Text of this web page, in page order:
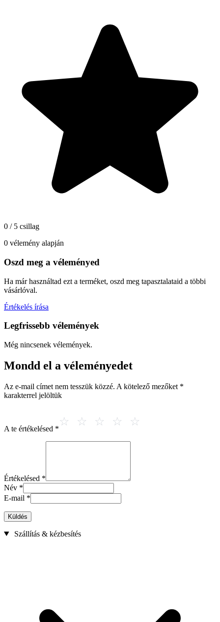
0 / 5 csillag
0 vélemény alapján
Oszd meg a véleményed
Ha már használtad ezt a terméket, oszd meg tapasztalataid a többi
vásárlóval.
Értékelés írása
Legfrissebb vélemények
Még nincsenek vélemények.
Mondd el a véleményedet
Az e-mail címet nem tesszük közzé. A kötelező mezőket *
karakterrel jelöltük
A te értékelésed *
Értékelésed *
Név *
E-mail *
Küldés
Szállítás & kézbesítés